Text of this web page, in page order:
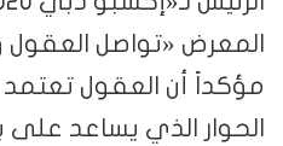
المعرض «تواصل
مؤكداً أن العقول
الحوار الذي يساعد على